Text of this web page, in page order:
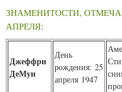
ЗНАМЕНИТОСТИ,
АПРЕЛЯ:
Джеффри
ДеМун
День
рождения: 25
апреля 1947